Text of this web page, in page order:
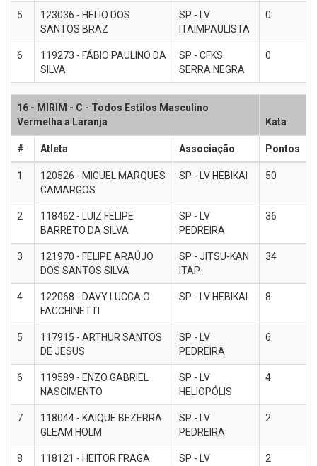
5
123036 - HELIO DOS
SANTOS BRAZ
SP - LV
ITAIMPAULISTA
0
6
119273 - FÁBIO PAULINO DA
SILVA
SP - CFKS
SERRA NEGRA
0
16 - MIRIM - C - Todos Estilos Masculino
Vermelha a Laranja
Kata
# Atleta Associação Pontos
1
120526 - MIGUEL MARQUES
CAMARGOS
SP - LV HEBIKAI 50
2
118462 - LUIZ FELIPE
BARRETO DA SILVA
SP - LV
PEDREIRA
36
3
121970 - FELIPE ARAÚJO
DOS SANTOS SILVA
SP - JITSU-KAN
ITAP
34
4
122068 - DAVY LUCCA O
FACCHINETTI
SP - LV HEBIKAI 8
5
117915 - ARTHUR SANTOS
DE JESUS
SP - LV
PEDREIRA
6
6
119589 - ENZO GABRIEL
NASCIMENTO
SP - LV
HELIOPÓLIS
4
7
118044 - KAIQUE BEZERRA
GLEAM HOLM
SP - LV
PEDREIRA
2
8
118121 - HEITOR FRAGA
SP - LV
2